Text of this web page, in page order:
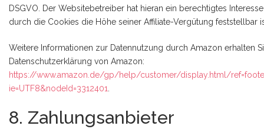
DSGVO. Der Websitebetreiber hat hieran ein berechtigtes
durch die Cookies die Höhe seiner Affiliate-Vergütung feststellbar
Weitere Informationen zur Datennutzung durch Amazon erhalten
Datenschutzerklärung von Amazon:
https://www.amazon.de/gp/help/customer/display.html/
ie=UTF8&nodeId=3312401
8. Zahlungsanbieter